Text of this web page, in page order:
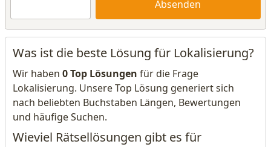
Absenden
Was ist die beste Lösung für Lokalisierung?
Wir haben 0 Top Lösungen für die Frage
Lokalisierung. Unsere Top Lösung generiert sich
nach beliebten Buchstaben Längen, Bewertungen
und häufige Suchen.
Wieviel Rätsellösungen gibt es für